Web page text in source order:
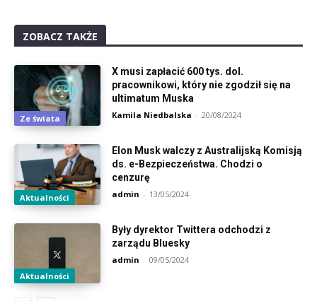
ZOBACZ TAKŻE
Ze świata
X musi zapłacić 600 tys. dol.
pracownikowi, który nie zgodził się na
ultimatum Muska
Kamila Niedbalska - 20/08/2024
Aktualności
Elon Musk walczy z Australijską Komisją
ds. e-Bezpieczeństwa. Chodzi o
cenzurę
admin - 13/05/2024
Aktualności
Były dyrektor Twittera odchodzi z
zarządu Bluesky
admin - 09/05/2024